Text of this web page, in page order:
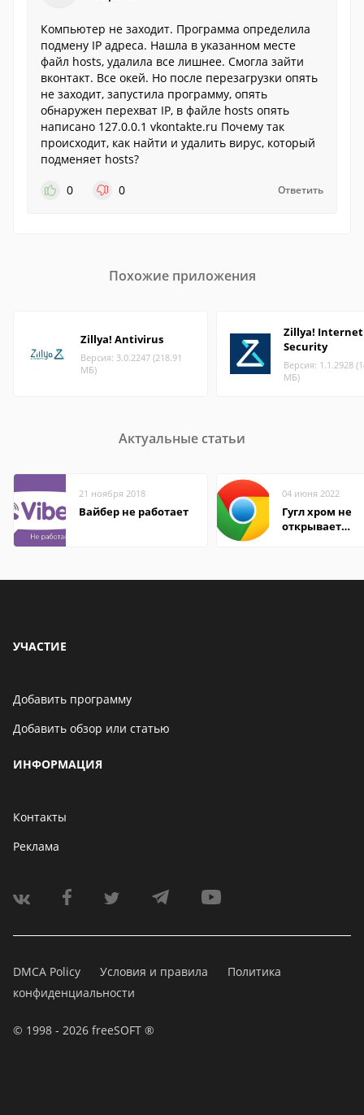
Компьютер не заходит. Программа определила
подмену IP адреса. Нашла в указанном месте
файл hosts, удалила все лишнее. Смогла зайти
вконтакт. Все окей. Но после перезагрузки опять
не заходит, запустила программу, опять
обнаружен перехват IP, в файле hosts опять
написано 127.0.0.1 vkontakte.ru Почему так
происходит, как найти и удалить вирус, который
подменяет hosts?
0
0 Ответить
Похожие приложения
Zillya! Antivirus
Версия: 3.0.2247 (218.91
МБ)
Zillya! Internet
Security
Версия: 1.1.2928
МБ)
Актуальные статьи
21 ноября 2018
Вайбер не работает
04 июня 2022
Гугл хром не
открывает
УЧАСТИЕ
Добавить программу
Добавить обзор или статью
ИНФОРМАЦИЯ
Контакты
Реклама
DMCA Policy Условия и правила
Политика
конфиденциальности
© 1998 - 2026 freeSOFT ®